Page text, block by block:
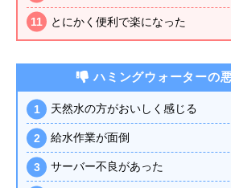
とにかく便利で楽になった
ハミングウォーターの
天然水の方がおいしく感じる
給水作業が面倒
サーバー不良があった